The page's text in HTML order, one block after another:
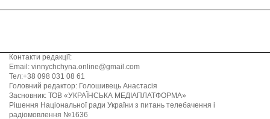
Контакти редакції:
Email: vinnychchyna.online@gmail.com
Тел:+38 098 031 08 61
Головний редактор: Голошивець Анастасія
Засновник: ТОВ «УКРАЇНСЬКА МЕДІАПЛАТФОРМА»
Рішення Національної ради України з питань телебачення і
радіомовлення №1636